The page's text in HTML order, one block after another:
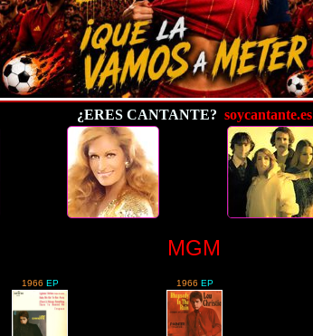
¿ERES CANTANTE? soycantante.es
MGM
1966 EP 1966 EP